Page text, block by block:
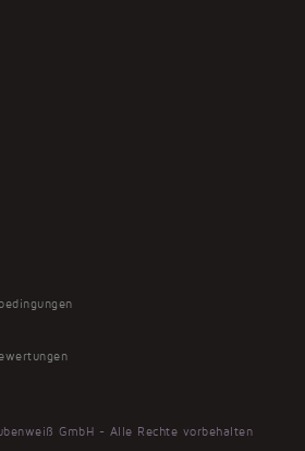
GmbH - Alle Rechte vorbehalten